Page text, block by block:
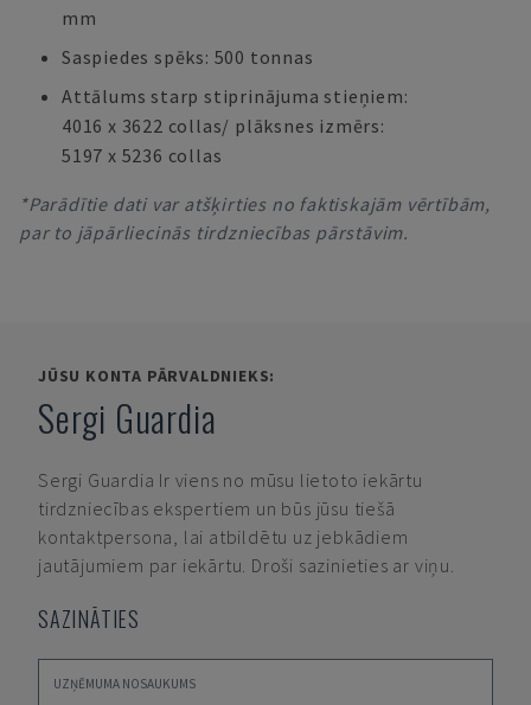
mm
Saspiedes spēks: 500 tonnas
Attālums starp stiprinājuma stieņiem:
4016 x 3622 collas/ plāksnes izmērs:
5197 x 5236 collas
*Parādītie dati var atšķirties no faktiskajām vērtībām,
par to jāpārliecinās tirdzniecības pārstāvim.
JŪSU KONTA PĀRVALDNIEKS:
Sergi Guardia
Sergi Guardia Ir viens no mūsu lietoto iekārtu
tirdzniecības ekspertiem un būs jūsu tiešā
kontaktpersona, lai atbildētu uz jebkādiem
jautājumiem par iekārtu. Droši sazinieties ar viņu.
SAZINĀTIES